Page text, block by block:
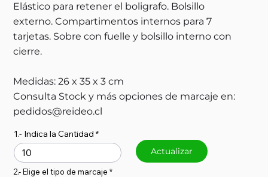
Elástico para retener el boligrafo. Bolsillo
externo. Compartimentos internos para 7
tarjetas. Sobre con fuelle y bolsillo interno con
cierre.
Medidas: 26 x 35 x 3 cm
Consulta Stock y más opciones de marcaje en:
pedidos@reideo.cl
1.- Indica la Cantidad
Actualizar
2.- Elige el tipo de marcaje